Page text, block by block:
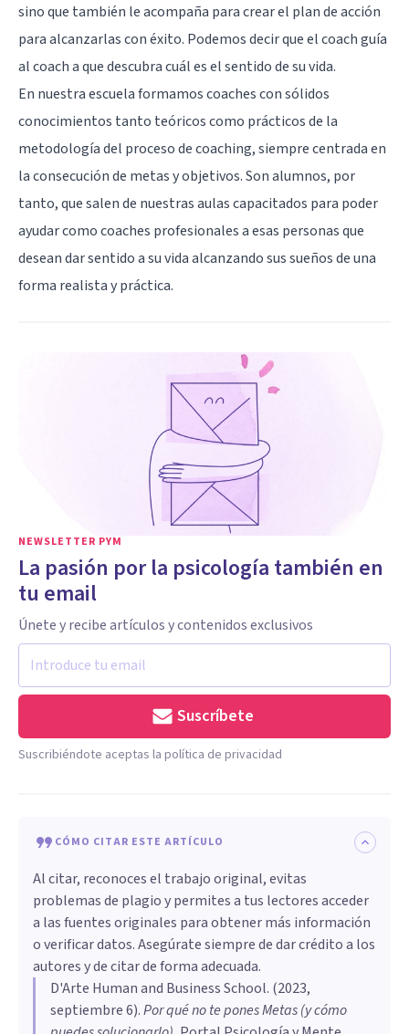
sino que también le acompaña para crear el plan de acción
para alcanzarlas con éxito. Podemos decir que el coach guía
al coach a que descubra cuál es el sentido de su vida.
En nuestra escuela formamos coaches con sólidos
conocimientos tanto teóricos como prácticos de la
metodología del proceso de coaching, siempre centrada en
la consecución de metas y objetivos. Son alumnos, por
tanto, que salen de nuestras aulas capacitados para poder
ayudar como coaches profesionales a esas personas que
desean dar sentido a su vida alcanzando sus sueños de una
forma realista y práctica.
NEWSLETTER PYM
La pasión por la psicología también en
tu email
Únete y recibe artículos y contenidos exclusivos
Suscríbete
Suscribiéndote aceptas la política de privacidad
CÓMO CITAR ESTE ARTÍCULO
Al citar, reconoces el trabajo original, evitas
problemas de plagio y permites a tus lectores acceder
a las fuentes originales para obtener más información
o verificar datos. Asegúrate siempre de dar crédito a los
autores y de citar de forma adecuada.
D'Arte Human and Business School. (2023,
septiembre 6).Por qué no te pones Metas (y cómo